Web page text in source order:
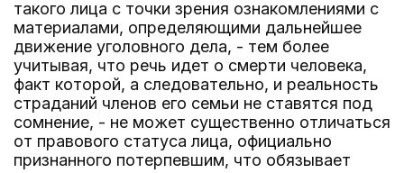
такого лица с точки зрения ознакомлениями с
материалами, определяющими дальнейшее
движение уголовного дела, - тем более
учитывая, что речь идет о смерти человека,
факт которой, а следовательно, и реальность
страданий членов его семьи не ставятся под
сомнение, - не может существенно отличаться
от правового статуса лица, официально
признанного потерпевшим, что обязывает